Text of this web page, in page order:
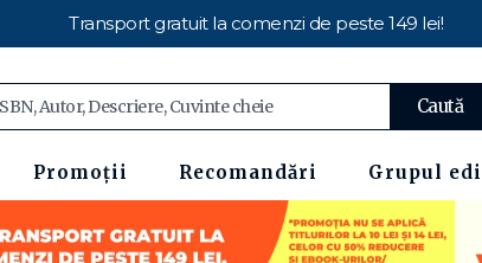
Transport gratuit la comenzi de peste 149 lei!
Caută
Promoții Recomandări Grupul